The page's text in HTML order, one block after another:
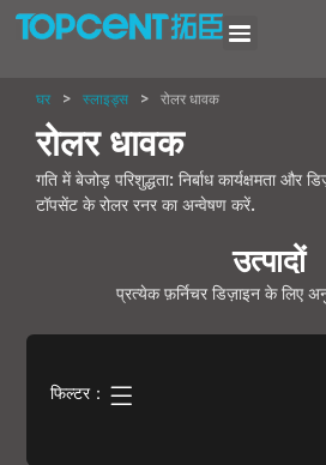
घर > स्लाइड्स > रोलर धावक
रोलर धावक
गति में बेजोड़ परिशुद्धता: निर्बाध कार्यक्षमता और
टॉपसेंट के रोलर रनर का अन्वेषण करें.
उत्पादों
प्रत्येक फ़र्निचर डिज़ाइन के लिए
फिल्टर：